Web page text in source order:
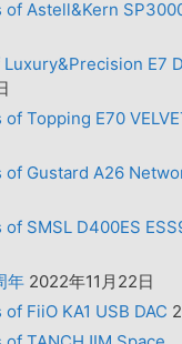
Astell&Kern
E7
Topping E70
Gustard A26
SMSL D400ES
年 2022年11月22日
FiiO KA1 USB DAC